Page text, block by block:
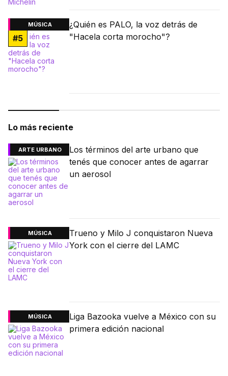
MÚSICA
#5
¿Quién es PALO, la voz detrás de
"Hacela corta morocho"?
Lo más reciente
ARTE URBANO
Los términos del arte urbano que
tenés que conocer antes de agarrar
un aerosol
MÚSICA
Trueno y Milo J conquistaron Nueva
York con el cierre del LAMC
MÚSICA
Liga Bazooka vuelve a México con su
primera edición nacional